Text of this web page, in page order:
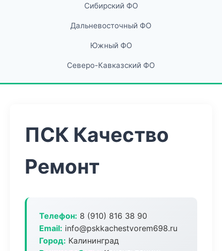
Сибирский ФО
Дальневосточный ФО
Южный ФО
Северо-Кавказский ФО
ПСК Качество
Ремонт
Телефон: 8 (910) 816 38 90
Email: info@pskkachestvorem698.ru
Город: Калининград